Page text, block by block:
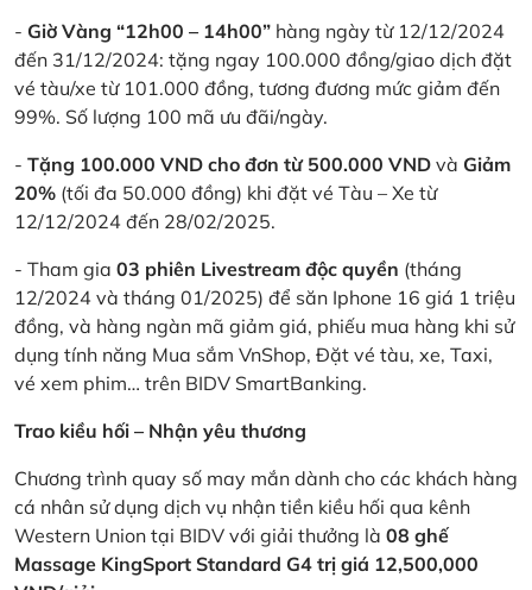
- Giờ Vàng “12h00 – 14h00” hàng ngày từ 12/12/2024
đến 31/12/2024: tặng ngay 100.000 đồng/giao dịch đặt
vé tàu/xe từ 101.000 đồng, tương đương mức giảm đến
99%. Số lượng 100 mã ưu đãi/ngày.
- Tặng 100.000 VND cho đơn từ 500.000 VND và Giảm
20% (tối đa 50.000 đồng) khi đặt vé Tàu – Xe từ
12/12/2024 đến 28/02/2025.
- Tham gia 03 phiên Livestream độc quyền (tháng
12/2024 và tháng 01/2025) để săn Iphone 16 giá 1 triệu
đồng, và hàng ngàn mã giảm giá, phiếu mua hàng khi sử
dụng tính năng Mua sắm VnShop, Đặt vé tàu, xe, Taxi,
vé xem phim… trên BIDV SmartBanking.
Trao kiều hối – Nhận yêu thương
Chương trình quay số may mắn dành cho các khách hàng
cá nhân sử dụng dịch vụ nhận tiền kiều hối qua kênh
Western Union tại BIDV với giải thưởng là 08 ghế
Massage KingSport Standard G4 trị giá 12,500,000